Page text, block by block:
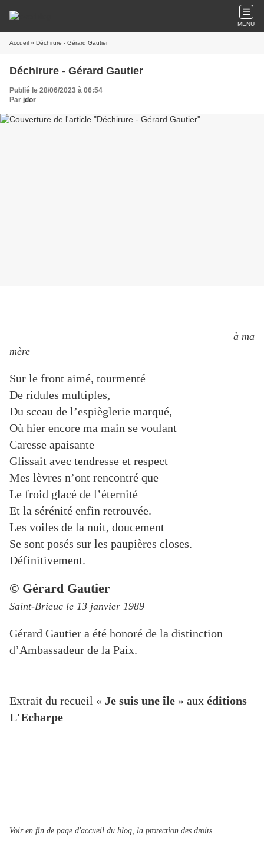
MENU
Accueil » Déchirure - Gérard Gautier
Déchirure - Gérard Gautier
Publié le 28/06/2023 à 06:54
Par jdor
à ma
mère
Sur le front aimé, tourmenté
De ridules multiples,
Du sceau de l’espièglerie marqué,
Où hier encore ma main se voulant
Caresse apaisante
Glissait avec tendresse et respect
Mes lèvres n’ont rencontré que
Le froid glacé de l’éternité
Et la sérénité enfin retrouvée.
Les voiles de la nuit, doucement
Se sont posés sur les paupières closes.
Définitivement.
© Gérard Gautier
Saint-Brieuc le 13 janvier 1989
Gérard Gautier a été honoré de la distinction
d’Ambassadeur de la Paix.
Extrait du recueil « Je suis une île » aux éditions
L'Echarpe
Voir en fin de page d'accueil du blog, la protection des droits